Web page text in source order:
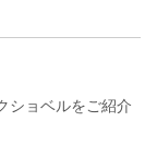
ショベルをご紹介